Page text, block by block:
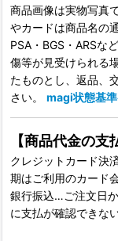
商品画像は実物写真
やカードは商品名の
PSA・BGS・ARSな
傷等が見受けられる
たものとし、返品、
さい。 magi状態基
【商品代金の支
クレジットカード決
期はご利用のカード
銀行振込…ご注文日
に支払が確認できな